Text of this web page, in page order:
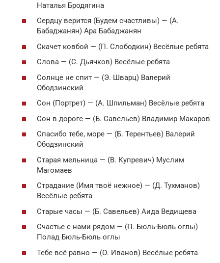
Наталья Бродягина
Сердцу верится (Будем счастливы) — (А.
Бабаджанян) Ара Бабаджанян
Скачет ковбой — (П. Слободкин) Весёлые ребята
Слова — (С. Дьячков) Весёлые ребята
Солнце не спит — (Э. Шварц) Валерий
Ободзинский
Сон (Портрет) — (А. Шпильман) Весёлые ребята
Сон в дороге — (Б. Савельев) Владимир Макаров
Спасибо тебе, море — (Б. Терентьев) Валерий
Ободзинский
Старая мельница — (В. Купревич) Муслим
Магомаев
Страдание (Имя твоё нежное) — (Д. Тухманов)
Весёлые ребята
Старые часы — (Б. Савельев) Аида Ведищева
Счастье с нами рядом — (П. Бюль-Бюль оглы)
Полад Бюль-Бюль оглы
Тебе всё равно — (О. Иванов) Весёлые ребята